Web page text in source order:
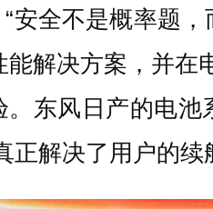
安全不是概率题
解决方案，并在
东风日产的电
解决了用户的续